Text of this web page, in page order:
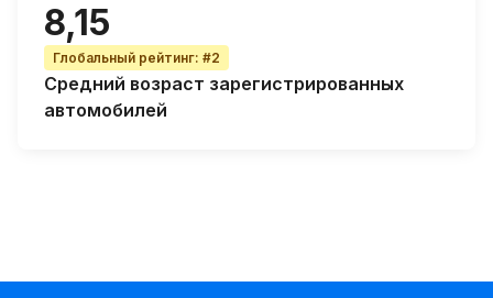
8,15
Глобальный рейтинг: #2
Средний возраст зарегистрированных
автомобилей